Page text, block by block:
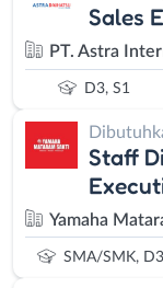
Sales
PT. Astra
D3, S1
Staff
Yamaha
SMA/SMK,